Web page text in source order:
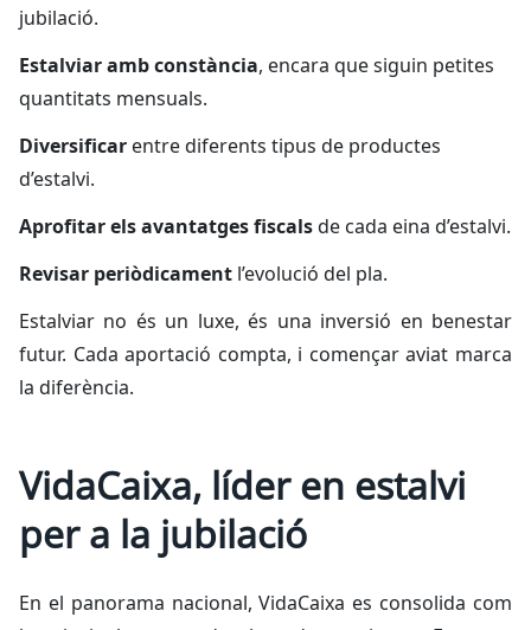
jubilació.
Estalviar amb constància, encara que siguin petites
quantitats mensuals.
Diversificar entre diferents tipus de productes
d’estalvi.
Aprofitar els avantatges fiscalsde cada eina d’estalvi.
Revisar periòdicament l’evolució del pla.
Estalviar no és un luxe, és una inversió en benestar
futur. Cada aportació compta, i començar aviat marca
la diferència.
VidaCaixa, líder en estalvi
per a la jubilació
En el panorama nacional, VidaCaixa es consolida com